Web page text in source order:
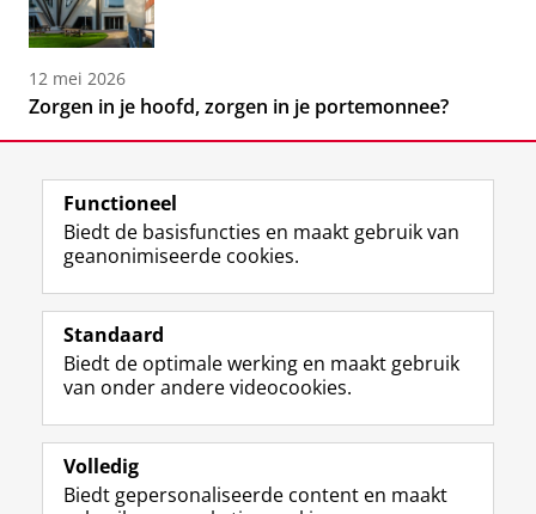
12 mei 2026
Zorgen in je hoofd, zorgen in je portemonnee?
Volg de RUG
F
a
e
b
o
p
L
i
k
e
I
-
R
S
-
f
e
R
I
n
t
r
m
Y
o
T
e
k
Studiekiezers
Alumni
Over ons
Functioneel
Biedt de basisfuncties en maakt gebruik van
geanonimiseerde cookies.
Standaard
Biedt de optimale werking en maakt gebruik
van onder andere videocookies.
Volledig
Biedt gepersonaliseerde content en maakt